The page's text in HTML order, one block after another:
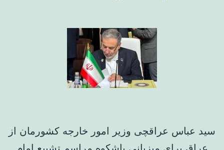
سید عباس عراقچی وزیر امور خارجه کشورمان از
عراق برای میزبانی باشکوه مراسم تشییع امام